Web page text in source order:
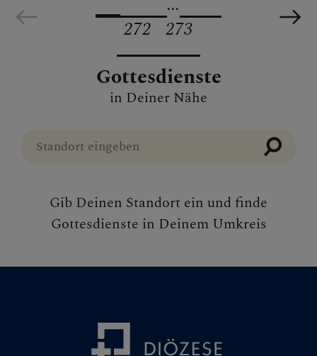
272 273
Gottesdienste
in Deiner Nähe
Gib Deinen Standort ein und finde
Gottesdienste in Deinem Umkreis